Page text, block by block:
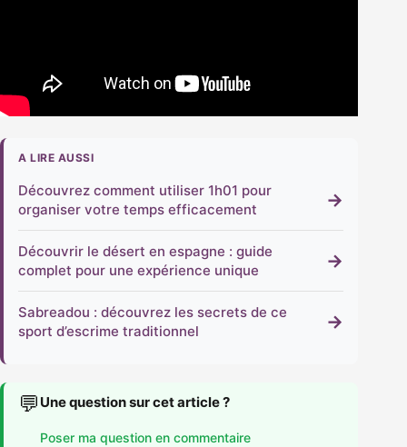
A LIRE AUSSI
Découvrez comment utiliser 1h01 pour
organiser votre temps efficacement
→
Découvrir le désert en espagne : guide
complet pour une expérience unique
→
Sabreadou : découvrez les secrets de ce
sport d’escrime traditionnel
→
💬 Une question sur cet article ?
Poser ma question en commentaire